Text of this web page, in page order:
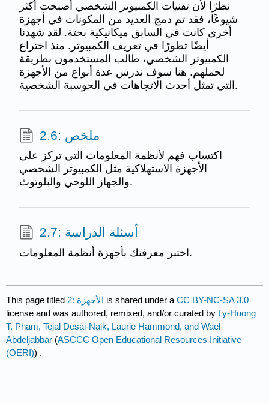
نظرًا لأن تقنيات الكمبيوتر الشخصي أصبحت أكثر
شيوعًا، فقد تم دمج العديد من المكونات في أجهزة
أخرى كانت في السابق ميكانيكية بحتة. لقد شهدنا
أيضًا تطورًا في تعريف الكمبيوتر. منذ اختراع
الكمبيوتر الشخصي، طالب المستخدمون بطريقة
لحملهم. هنا سوف ندرس عدة أنواع من الأجهزة
التي تمثل أحدث الاتجاهات في الحوسبة الشخصية.
2.6: ملخص
اكتساب فهم لأنظمة المعلومات التي تركز على
الأجهزة الاستهلاكية مثل الكمبيوتر الشخصي
والجهاز اللوحي والبلوتوث.
2.7: أسئلة الدراسة
اختبر معرفتك بأجهزة أنظمة المعلومات.
This page titled 2: الأجهزة is shared under aCC BY-NC-SA 3.0
license and was authored, remixed, and/or curated by Ly-Huong
T. Pham, Tejal Desai-Naik, Laurie Hammond, and Wael
Abdeljabbar (ASCCC Open Educational Resources Initiative
(OERI)) .